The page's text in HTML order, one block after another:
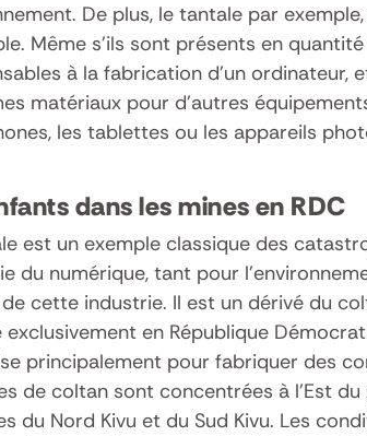
De plus, le tantale par
Même s’ils sont présents en
à la fabrication d’un ordinateur,
matériaux pour d’autres
les tablettes ou les appareils
dans les mines en RDC
est un exemple classique des
du numérique, tant pour
cette industrie. Il est un dérivé du
exclusivement en République
principalement pour fabriquer des
de coltan sont concentrées à l’Est du
du Nord Kivu et du Sud Kivu. Les